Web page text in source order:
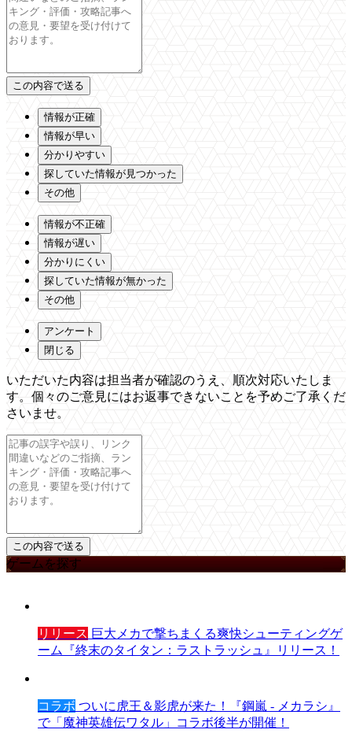
情報が正確
情報が早い
分かりやすい
探していた情報が見つかった
その他
情報が不正確
情報が遅い
分かりにくい
探していた情報が無かった
その他
アンケート
閉じる
いただいた内容は担当者が確認のうえ、順次対応いたしま
す。個々のご意見にはお返事できないことを予めご了承くだ
さいませ。
ゲームを探す
リリース 巨大メカで撃ちまくる爽快シューティングゲ
ーム『終末のタイタン：ラストラッシュ』リリース！
コラボ ついに虎王＆影虎が来た！『鋼嵐 - メカラシ』
で「魔神英雄伝ワタル」コラボ後半が開催！